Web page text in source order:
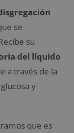
se
su
del líquido
a través de la
y
que es